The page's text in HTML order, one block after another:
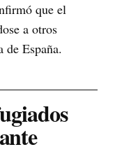
que el
a otros
España.